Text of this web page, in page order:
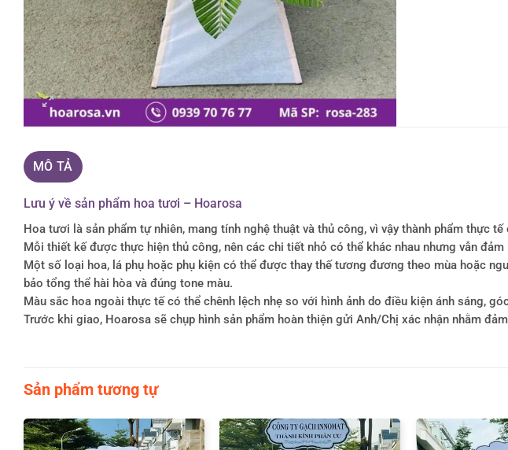
MÔ TẢ
Lưu ý về sản phẩm hoa tươi – Hoarosa
Hoa tươi là sản phẩm tự nhiên, mang tính nghệ thuật và thủ công, vì vậy thành phẩm thực
Mỗi thiết kế được thực hiện thủ công, nên các chi tiết nhỏ có thể khác nhau nhưng vẫn
Một số loại hoa, lá phụ hoặc phụ kiện có thể được thay thế tương đương theo mùa hoặc
bảo tổng thể hài hòa và đúng tone màu.
Màu sắc hoa ngoài thực tế có thể chênh lệch nhẹ so với hình ảnh do điều kiện ánh sáng,
Trước khi giao, Hoarosa sẽ chụp hình sản phẩm hoàn thiện gửi Anh/Chị xác nhận nhằm
Sản phẩm tương tự